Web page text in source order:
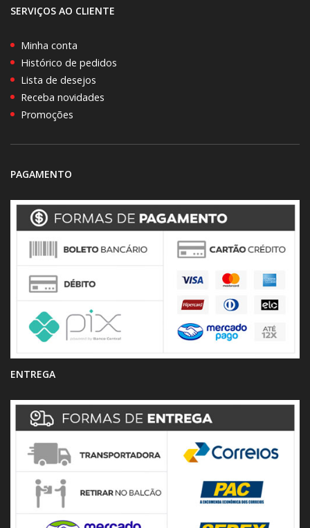
SERVIÇOS AO CLIENTE
Minha conta
Histórico de pedidos
Lista de desejos
Receba novidades
Promoções
PAGAMENTO
ENTREGA